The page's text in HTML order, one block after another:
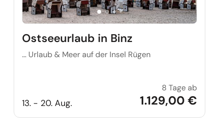
Ostseeurlaub in Binz
… Urlaub & Meer auf der Insel Rügen
13. - 20. Aug.
8 Tage ab
1.129,00 €